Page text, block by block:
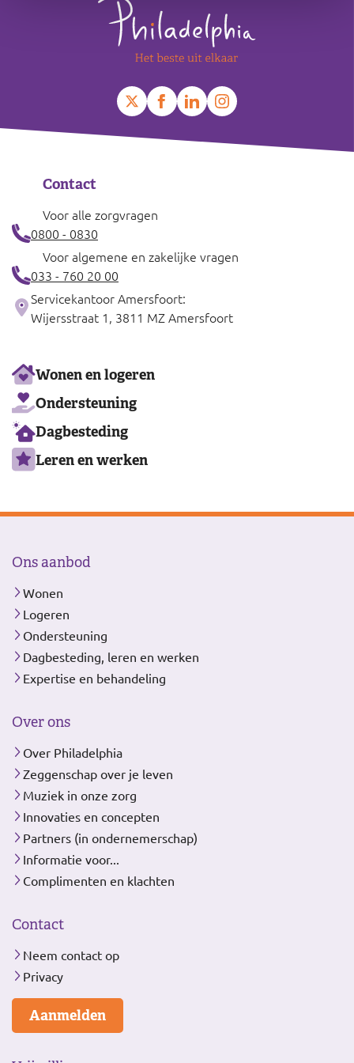
Contact
Voor alle zorgvragen
0800 - 0830
Voor algemene en zakelijke vragen
033 - 760 20 00
Servicekantoor Amersfoort:
Wijersstraat 1, 3811 MZ Amersfoort
Ons
aanbod
Wonen en logeren
Ondersteuning
Dagbesteding
Leren en werken
Ons aanbod
Wonen
Logeren
Ondersteuning
Dagbesteding, leren en werken
Expertise en behandeling
Over ons
Over Philadelphia
Zeggenschap over je leven
Muziek in onze zorg
Innovaties en concepten
Partners (in ondernemerschap)
Informatie voor...
Complimenten en klachten
Contact
Neem contact op
Privacy
Aanmelden